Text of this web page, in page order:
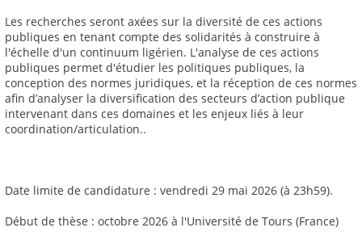
Les recherches seront axées sur la diversité de ces actions
publiques en tenant compte des solidarités à construire à
l'échelle d'un continuum ligérien. L'analyse de ces actions
publiques permet d'étudier les politiques publiques, la
conception des normes juridiques, et la réception de ces normes
afin d’analyser la diversification des secteurs d’action publique
intervenant dans ces domaines et les enjeux liés à leur
coordination/articulation..
Date limite de candidature : vendredi 29 mai 2026 (à 23h59).
Début de thèse : octobre 2026 à l'Université de Tours (France)